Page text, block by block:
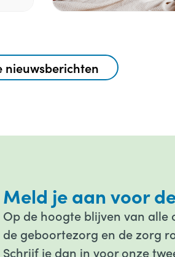
nieuwsberichten
Meld je aan voor
Op de hoogte blijven van
de geboortezorg en de zorg
Schrijf je dan in voor onze